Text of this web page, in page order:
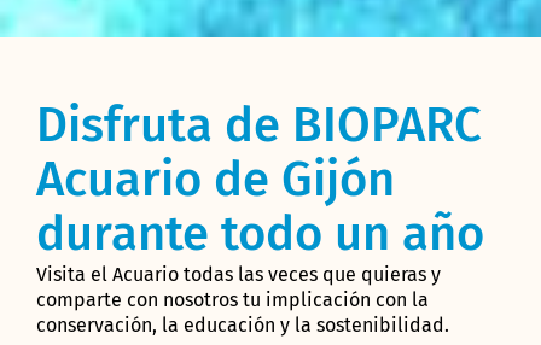
Disfruta de BIOPARC
Acuario de Gijón
durante todo un año
Visita el Acuario todas las veces que quieras y
comparte con nosotros tu implicación con la
conservación, la educación y la sostenibilidad.